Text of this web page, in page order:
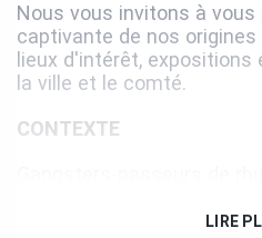
Nous vous invitons à
captivante de nos
lieux d'intérêt,
la ville et le comté.
CONTEXTE
innovateurs de premier
LIRE